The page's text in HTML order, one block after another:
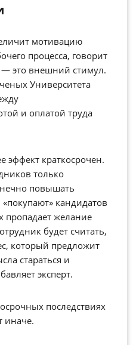
мотивацию
процесса, говорит
— это внешний стимул.
Университета
и оплатой труда
эффект краткосрочен.
только
повышать
«покупают» кандидатов
пропадает желание
будет считать,
который предложит
стараться и
эксперт.
последствиях
иначе.